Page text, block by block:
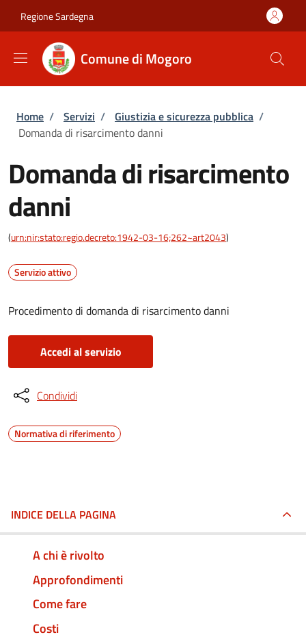
Regione Sardegna
Comune di Mogoro
Briciole di pane
Home / Servizi / Giustizia e sicurezza pubblica /
Domanda di risarcimento danni
Domanda di risarcimento
danni
(urn:nir:stato:regio.decreto:1942-03-16;262~art2043)
Servizio attivo
Procedimento di domanda di risarcimento danni
Accedi al servizio
Condividi
Normativa di riferimento
INDICE DELLA PAGINA
A chi è rivolto
Approfondimenti
Come fare
Costi